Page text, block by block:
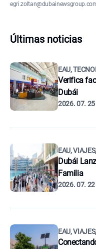
Últimas noticias
EAU,
Verifica
Dubái
2026. 07. 25
EAU,
Dubái
Familia
2026. 07. 22
EAU,